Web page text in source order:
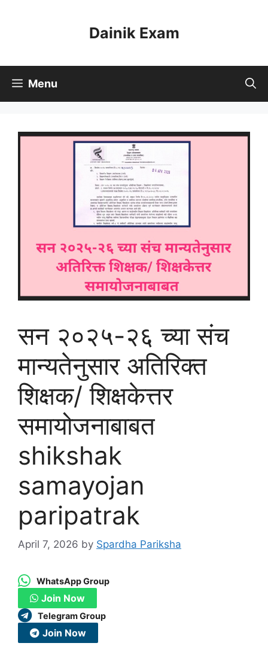
Dainik Exam
Menu
सन २०२५-२६ च्या संच
मान्यतेनुसार अतिरिक्त
शिक्षक/ शिक्षकेत्तर
समायोजनाबाबत
shikshak
samayojan
paripatrak
April 7, 2026 by Spardha Pariksha
WhatsApp Group
Join Now
Telegram Group
Join Now